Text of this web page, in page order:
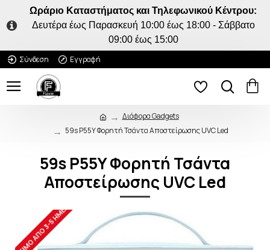
Ωράριο Καταστήματος και Τηλεφωνικού Κέντρου:
Δευτέρα έως Παρασκευή 10:00 έως 18:00 - Σάββατο
09:00 έως 15:00
Σύνδεση
Εγγραφή
Διάφορα Gadgets
59s P55Y Φορητή Τσάντα Αποστείρωσης UVC Led
59s P55Y Φορητή Τσάντα
Αποστείρωσης UVC Led
ΔΙΑΘΈΣΙΜO ΑΠΌ 3-5 ΗΜΈΡΕΣ